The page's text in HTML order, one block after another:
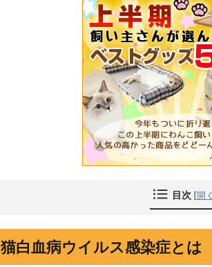
目次 [開く
猫白血病ウイルス感染症とは